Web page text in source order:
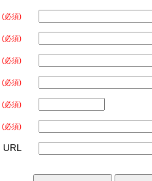
(必須)
(必須)
(必須)
(必須)
(必須)
(必須)
URL